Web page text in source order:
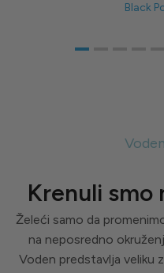
Black
Krenuli smo
Želeći samo da
na neposredno
Voden predstavlja veliku